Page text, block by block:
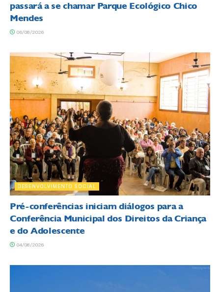
passará a se chamar Parque Ecológico Chico
Mendes
06/08/2026
DESENVOLVIMENTO SOCIAL
Pré-conferências iniciam diálogos para a
Conferência Municipal dos Direitos da Criança
e do Adolescente
04/08/2026